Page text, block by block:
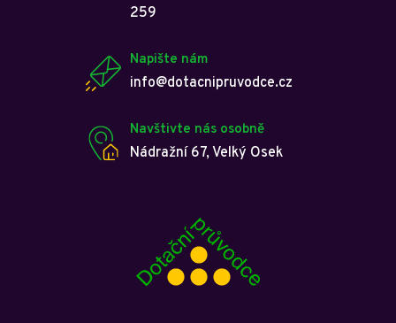
259
Napište nám
info@dotacnipruvodce.cz
Navštivte nás osobně
Nádražní 67, Velký Osek